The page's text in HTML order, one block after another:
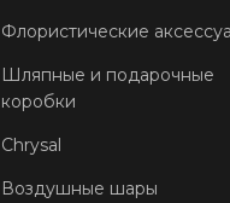
Флористические
Шляпные и подарочные
коробки
Chrysal
Воздушные шары